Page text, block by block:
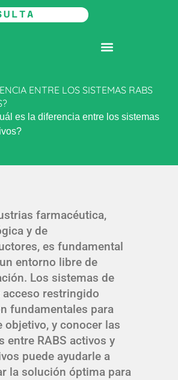
ENTRE LOS SISTEMAS RABS
es la diferencia entre los sistemas
farmacéutica,
y de
es fundamental
entorno libre de
Los sistemas de
acceso restringido
fundamentales para
objetivo, y conocer las
entre RABS activos y
puede ayudarle a
la solución óptima para